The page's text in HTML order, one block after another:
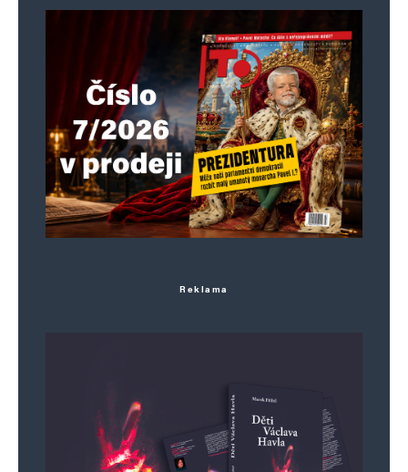
*
Informujte mě o nových komentářích e-mailem.
Informujte mě o nových příspěvcích e-mailem.
Reklama